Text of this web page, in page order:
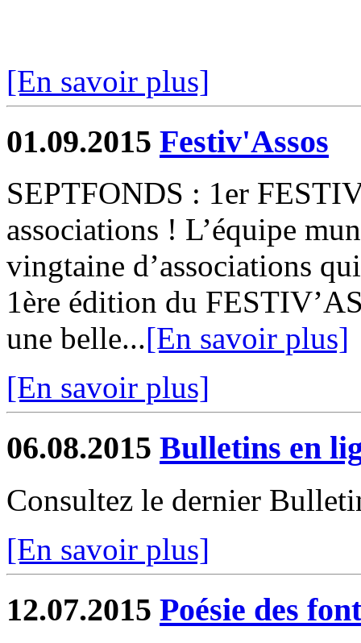
[En savoir plus]
01.09.2015 Festiv'Assos
SEPTFONDS : 1er
associations ! L’équipe
vingtaine d’associations
1ère édition du
une belle...[En savoir plus]
[En savoir plus]
06.08.2015 Bulletins en
Consultez le dernier
[En savoir plus]
12.07.2015 Poésie des